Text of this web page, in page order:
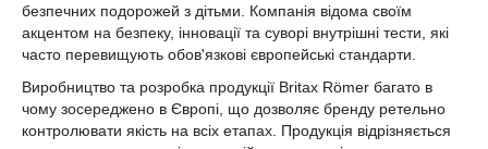
безпечних подорожей з дітьми. Компанія відома своїм
акцентом на безпеку, інновації та суворі внутрішні тести, які
часто перевищують обов'язкові європейські стандарти.
Виробництво та розробка продукції Britax Römer багато в
чому зосереджено в Європі, що дозволяє бренду ретельно
контролювати якість на всіх етапах. Продукція відрізняється